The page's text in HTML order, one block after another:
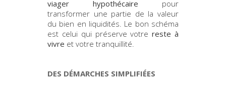
viager hypothécaire pour
transformer une partie de la valeur
du bien en liquidités. Le bon schéma
est celui qui préserve votrereste à
vivre et votre tranquillité.
DES DÉMARCHES SIMPLIFIÉES